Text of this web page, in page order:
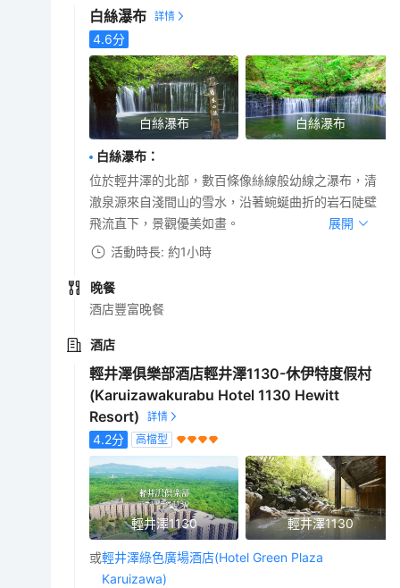
白絲瀑布
4.6分
白絲瀑布 白絲瀑布
白絲瀑布 ：
位於輕井澤的北部，數百條像絲線般幼線之瀑布，清
澈泉源來自淺間山的雪水，沿著蜿蜒曲折的岩石陡壁
飛流直下，景觀優美如畫。
展開
活動時長: 約1小時
晚餐
酒店豐富晚餐
酒店
輕井澤俱樂部酒店輕井澤1130-休伊特度假村
(Karuizawakurabu Hotel 1130 Hewitt
Resort)
4.2分 高檔型
輕井澤1130 輕井澤1130
或輕井澤綠色廣場酒店(Hotel Green Plaza
Karuizawa)